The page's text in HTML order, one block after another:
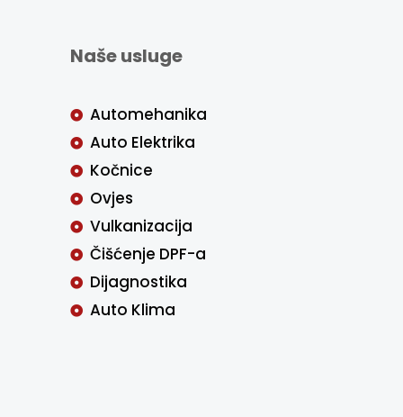
Naše usluge
Automehanika
Auto Elektrika
Kočnice
Ovjes
Vulkanizacija
Čišćenje DPF-a
Dijagnostika
Auto Klima